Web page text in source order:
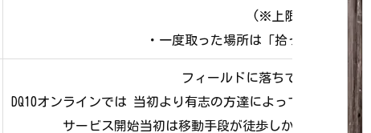
(※上限になるとキ
・一度取った場所は「拾った時から4
フィールドに落ちている「キラ
DQ10オンラインでは 当初より有志の方達によって「金策用
サービス開始当初は移動手段が徒歩しかなく マラソ